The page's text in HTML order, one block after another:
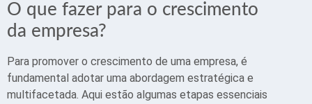
O que fazer para o crescimento
da empresa?
Para promover o crescimento de uma empresa, é
fundamental adotar uma abordagem estratégica e
multifacetada. Aqui estão algumas etapas essenciais